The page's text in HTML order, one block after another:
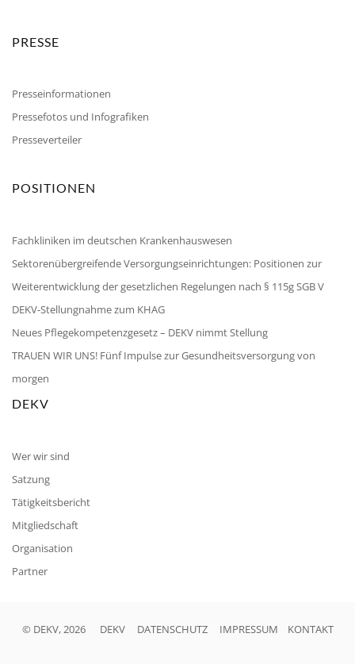
PRESSE
Presseinformationen
Pressefotos und Infografiken
Presseverteiler
POSITIONEN
Fachkliniken im deutschen Krankenhauswesen
Sektorenübergreifende Versorgungseinrichtungen: Positionen zur
Weiterentwicklung der gesetzlichen Regelungen nach § 115g SGB V
DEKV-Stellungnahme zum KHAG
Neues Pflegekompetenzgesetz – DEKV nimmt Stellung
TRAUEN WIR UNS! Fünf Impulse zur Gesundheitsversorgung von
morgen
DEKV
Wer wir sind
Satzung
Tätigkeitsbericht
Mitgliedschaft
Organisation
Partner
© DEKV, 2026 DEKV DATENSCHUTZ IMPRESSUM KONTAKT